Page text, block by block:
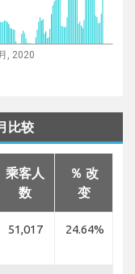
, 2020
比较
乘客人
数
％ 改
变
51,017 24.64%